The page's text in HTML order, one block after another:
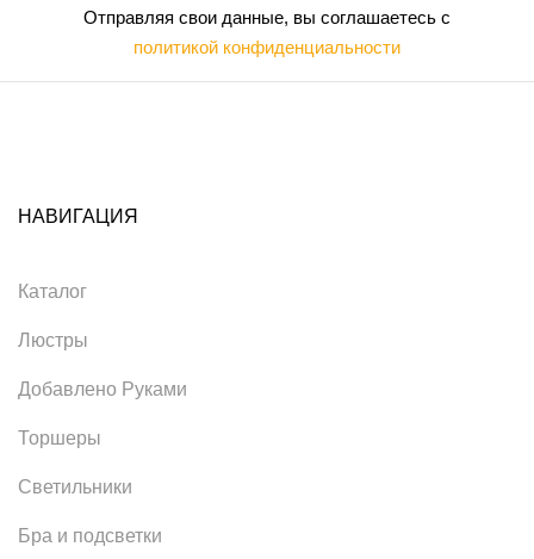
Отправляя свои данные, вы соглашаетесь с
политикой конфиденциальности
НАВИГАЦИЯ
Каталог
Люстры
Добавлено Руками
Торшеры
Светильники
Бра и подсветки